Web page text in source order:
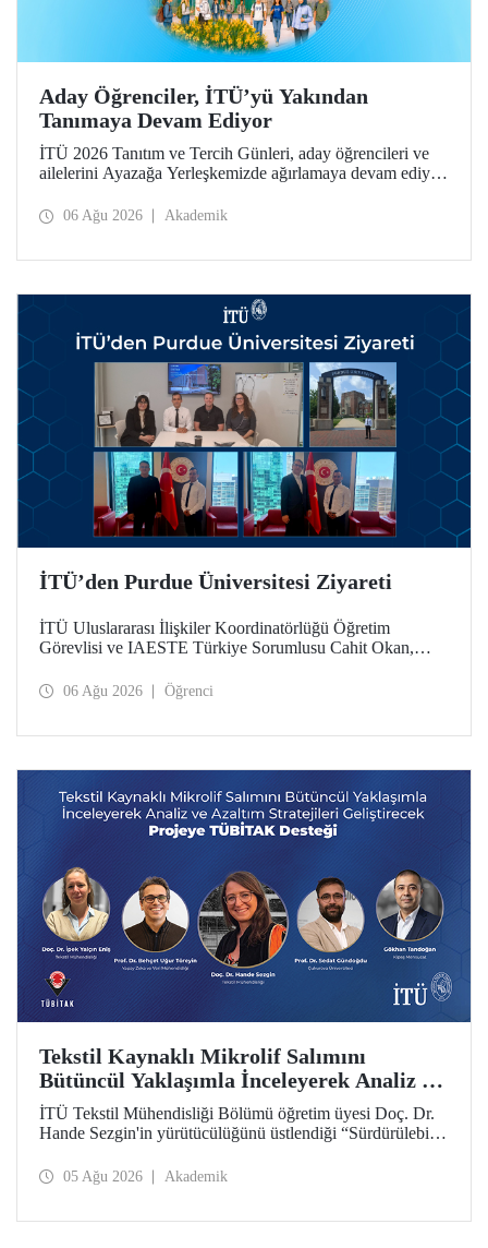
Aday Öğrenciler, İTÜ’yü Yakından
Tanımaya Devam Ediyor
İTÜ 2026 Tanıtım ve Tercih Günleri, aday öğrencileri ve
ailelerini Ayazağa Yerleşkemizde ağırlamaya devam ediyor.
ilgili fakülte ve birimler adaylara bilgi vermeye devam
06 Ağu 2026 Akademik
İTÜ’den Purdue Üniversitesi Ziyareti
İTÜ Uluslararası İlişkiler Koordinatörlüğü Öğretim
Görevlisi ve IAESTE Türkiye Sorumlusu Cahit Okan,
Temmuz tarihlerinde ABD’de dünyanın önde gelen
06 Ağu 2026 Öğrenci
Tekstil Kaynaklı Mikrolif Salımını
Bütüncül Yaklaşımla İnceleyerek Analiz ve
Azaltım Stratejileri Geliştirecek Projeye
TÜBİTAK Desteği
İTÜ Tekstil Mühendisliği Bölümü öğretim üyesi Doç. Dr.
Hande Sezgin'in yürütücülüğünü üstlendiği “Sürdürülebilir
Koşullarına Bağlı Mikrolif Salımı: Aşınma, UV Maruziyeti
05 Ağu 2026 Akademik